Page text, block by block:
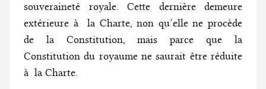
souveraineté royale. Cette dernière demeure
extérieure à la Charte, non qu’elle ne procède
de la Constitution, mais parce que la
Constitution du royaume ne saurait être réduite
à la Charte.